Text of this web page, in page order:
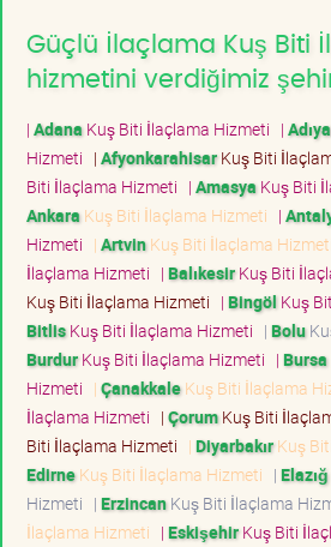
Güçlü İlaçlama Kuş Biti
hizmetini verdiğimiz
| Adana Kuş Biti İlaçlama Hizmeti |
Hizmeti | AfyonkarahisarKuş Biti
Biti İlaçlama Hizmeti | Amasya Kuş Biti
Ankara Kuş Biti İlaçlama Hizmeti |
Hizmeti | ArtvinKuş Biti İlaçlama Hizmeti
İlaçlama Hizmeti | BalıkesirKuş Biti
Kuş Biti İlaçlama Hizmeti | Bingöl Kuş
BitlisKuş Biti İlaçlama Hizmeti | Bolu
BurdurKuş Biti İlaçlama Hizmeti | Bursa
Hizmeti | ÇanakkaleKuş Biti İlaçlama
İlaçlama Hizmeti | ÇorumKuş Biti
Biti İlaçlama Hizmeti | DiyarbakırKuş
EdirneKuş Biti İlaçlama Hizmeti | Elazığ
Hizmeti | ErzincanKuş Biti İlaçlama
İlaçlama Hizmeti | EskişehirKuş Biti